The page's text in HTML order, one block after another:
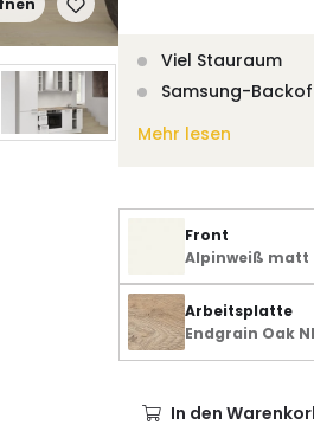
Viel Stauraum
Samsung-
Mehr lesen
Front
Alpinweiß matt
Arbeitsplatte
Endgrain Oak
In den